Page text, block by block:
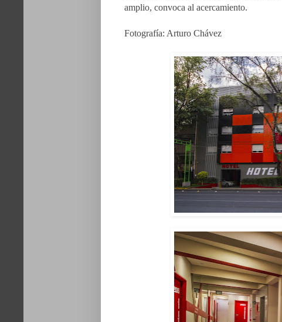
amplio, convoca al acercamiento.
Fotografía: Arturo Chávez